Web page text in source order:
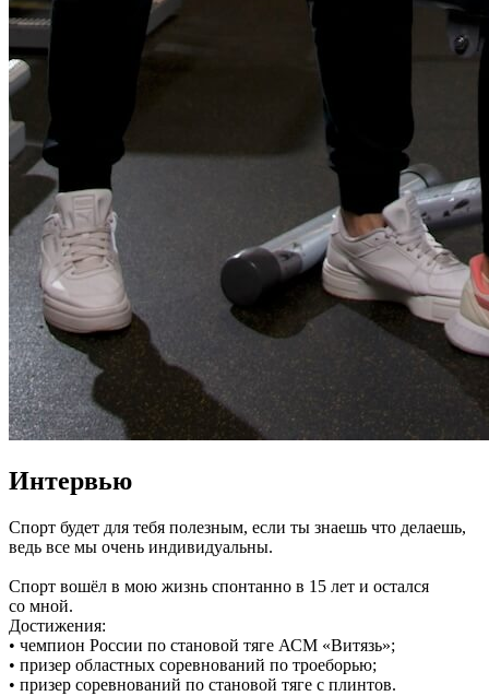
Интервью
Спорт будет для тебя полезным, если ты знаешь что делаешь,
ведь все мы очень индивидуальны.
Спорт вошёл в мою жизнь спонтанно в 15 лет и остался
со мной.
Достижения:
• чемпион России по становой тяге АСМ «Витязь»;
• призер областных соревнований по троеборью;
• призер соревнований по становой тяге с плинтов.